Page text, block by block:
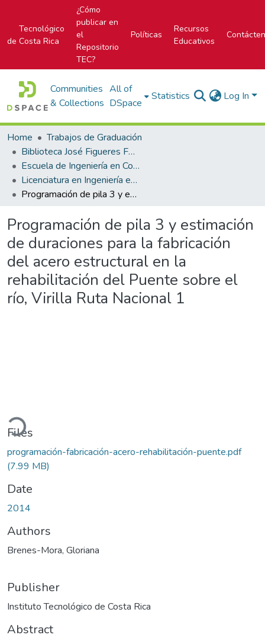
Tecnológico
de Costa Rica
¿Cómo
publicar en
el
Repositorio
TEC?
Políticas
Recursos
Educativos
Communities
& Collections
All of
DSpace
Statistics Log In
Home
Trabajos de Graduación
Biblioteca José Figueres Ferrer
Escuela de Ingeniería en Construcción
Licenciatura en Ingeniería en Construcción
Programación de pila 3 y estimación de duraciones para la fabricación del acero estructural en la rehabilitación del Puente sobre el río, Virilla Ruta Nacional 1
Programación de pila 3 y estimación
de duraciones para la fabricación
del acero estructural en la
rehabilitación del Puente sobre el
río, Virilla Ruta Nacional 1
Files
programación-fabricación-acero-rehabilitación-puente.pdf
(7.99 MB)
Date
2014
Authors
Brenes-Mora, Gloriana
Publisher
Instituto Tecnológico de Costa Rica
Abstract